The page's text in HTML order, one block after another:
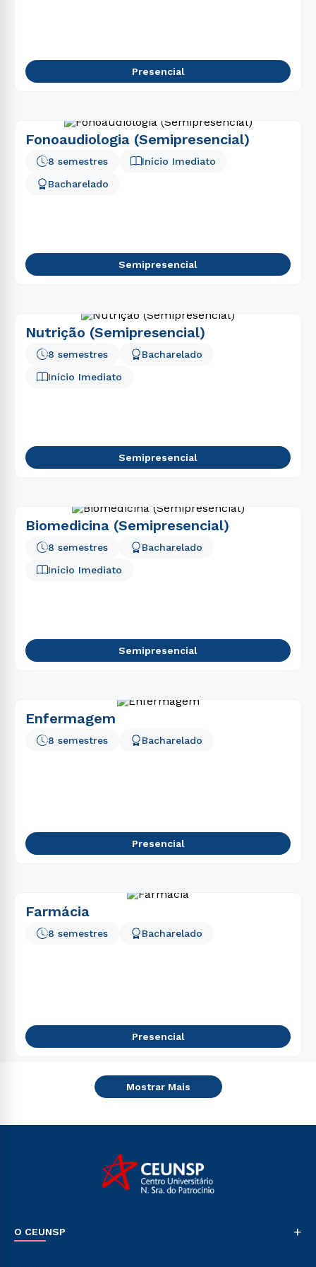
Presencial
Fonoaudiologia (Semipresencial)
8 semestres
Início Imediato
Bacharelado
Semipresencial
Nutrição (Semipresencial)
Bacharelado
Início Imediato
8 semestres
Semipresencial
Biomedicina (Semipresencial)
8 semestres
Bacharelado
Início Imediato
Semipresencial
Enfermagem
8 semestres Bacharelado
Presencial
Farmácia
8 semestres Bacharelado
Presencial
Mostrar Mais
O CEUNSP +